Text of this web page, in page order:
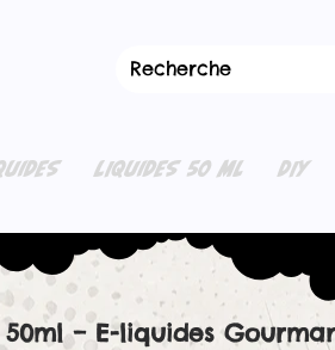
LIQUIDES 50 ML DIY
– E-liquides